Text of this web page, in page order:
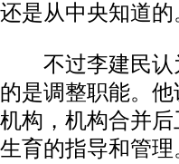
还是从中央知道的
不过李建民认
的是调整职能。
机构，机构合并
生育的指导和管